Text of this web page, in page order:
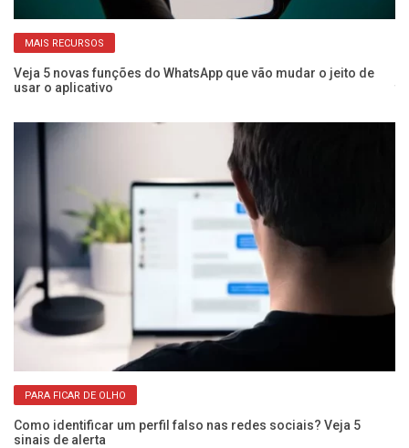
MAIS RECURSOS
Veja 5 novas funções do WhatsApp que vão mudar o jeito de
usar o aplicativo
PARA FICAR DE OLHO
Como identificar um perfil falso nas redes sociais? Veja 5
sinais de alerta